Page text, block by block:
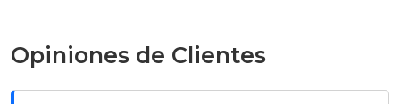
Opiniones de Clientes